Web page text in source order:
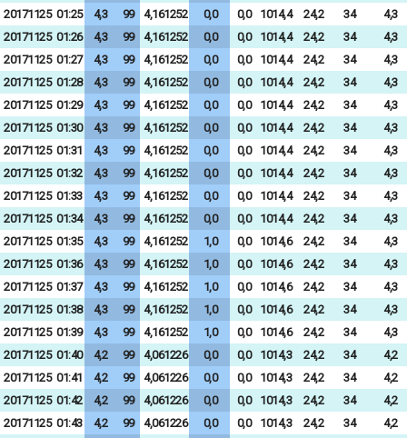
20171125 01:25 4,3 99 4,161252 0,0 0,0 1014,4 24,2 34
4,3
20171125 01:26 4,3 99 4,161252 0,0 0,0 1014,4 24,2 34
4,3
20171125 01:27 4,3 99 4,161252 0,0 0,0 1014,4 24,2 34
4,3
20171125 01:28 4,3 99 4,161252 0,0 0,0 1014,4 24,2 34
4,3
20171125 01:29 4,3 99 4,161252 0,0 0,0 1014,4 24,2 34
4,3
20171125 01:30 4,3 99 4,161252 0,0 0,0 1014,4 24,2 34
4,3
20171125 01:31 4,3 99 4,161252 0,0 0,0 1014,4 24,2 34
4,3
20171125 01:32 4,3 99 4,161252 0,0 0,0 1014,4 24,2 34
4,3
20171125 01:33 4,3 99 4,161252 0,0 0,0 1014,4 24,2 34
4,3
20171125 01:34 4,3 99 4,161252 0,0 0,0 1014,4 24,2 34
4,3
20171125 01:35 4,3 99 4,161252 1,0 0,0 1014,6 24,2 34
4,3
20171125 01:36 4,3 99 4,161252 1,0 0,0 1014,6 24,2 34
4,3
20171125 01:37 4,3 99 4,161252 1,0 0,0 1014,6 24,2 34
4,3
20171125 01:38 4,3 99 4,161252 1,0 0,0 1014,6 24,2 34
4,3
20171125 01:39 4,3 99 4,161252 1,0 0,0 1014,6 24,2 34
4,3
20171125 01:40 4,2 99 4,061226 0,0 0,0 1014,3 24,2 34
4,2
20171125 01:41 4,2 99 4,061226 0,0 0,0 1014,3 24,2 34
4,2
20171125 01:42 4,2 99 4,061226 0,0 0,0 1014,3 24,2 34
4,2
20171125 01:43 4,2 99 4,061226 0,0 0,0 1014,3 24,2 34
4,2